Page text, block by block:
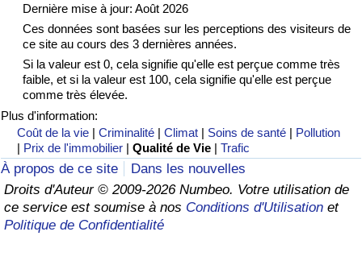
Dernière mise à jour: Août 2026
Ces données sont basées sur les perceptions des visiteurs de
ce site au cours des 3 dernières années.
Si la valeur est 0, cela signifie qu'elle est perçue comme très
faible, et si la valeur est 100, cela signifie qu'elle est perçue
comme très élevée.
Plus d'information:
Coût de la vie |Criminalité |Climat | Soins de santé | Pollution
| Prix de l'immobilier |Qualité de Vie |Trafic
À propos de ce site
Dans les nouvelles
Droits d'Auteur © 2009-2026 Numbeo. Votre utilisation de
ce service est soumise à nos Conditions d'Utilisation et
Politique de Confidentialité
Indice des soins de santé
Indice des soins de santé par Pays
Pollution
Indice de Pollution (Actuel)
Indice de pollution
Indice de Pollution par Pays